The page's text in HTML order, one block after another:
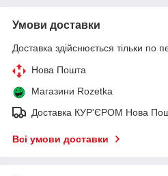
Умови доставки
Доставка здійснюється тільки по
Нова Пошта
Магазини Rozetka
Доставка КУР'ЄРОМ Нова
Всі умови доставки